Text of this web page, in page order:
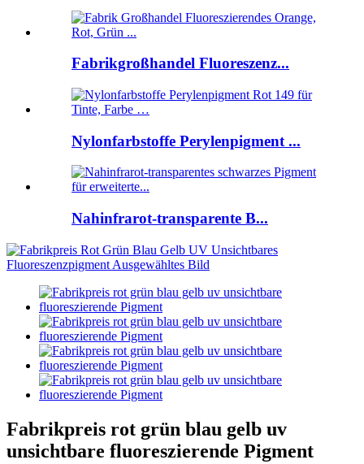
Fabrikgroßhandel Fluoreszenz...
Nylonfarbstoffe Perylenpigment ...
Nahinfrarot-transparente B...
Fabrikpreis rot grün blau gelb uv
unsichtbare fluoreszierende Pigment